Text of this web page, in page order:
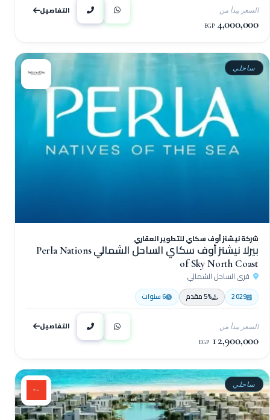
السعر يبدأ من
4,000,000
EGP
التفاصيل
ساحلي
شركة نيشنز أوف سكاي للتطوير العقاري
بيرلا نيشنز أوف سكاي الساحل الشمالي Perla Nations
of Sky North Coast
قرى الساحل الشمالي
2029 5% مقدم 6 سنوات
السعر يبدأ من
12,900,000
EGP
التفاصيل
ساحلي